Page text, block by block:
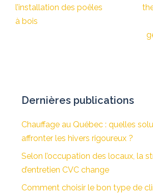
l’installation des poêles
à bois
Dernières publications
Chauffage au Québec : quelles
affronter les hivers rigoureux ?
Selon l’occupation des locaux, la
d’entretien CVC change
Comment choisir le bon type de